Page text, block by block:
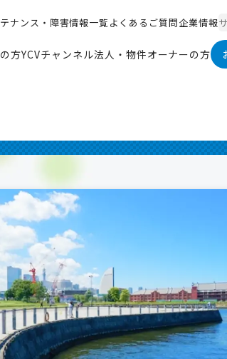
テナ ン ス ・ 障害情報一覧
害
よ く あ る ご質問企業情報
の方YCVチ ャ ンネ ル法 人 ・ 物件オーナーの方